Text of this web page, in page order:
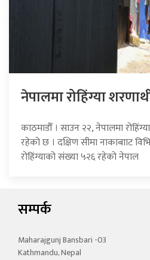
नेपालमा रोहिंग्या
काठमाडौँ । साउन २२, नेपालमा
रहेको छ । दक्षिण सीमा नाकाबााट
रोहिंग्याको संख्या ५२६ रहेको नेपाल
सम्पर्क
Maharajgunj Bansbari -03
Kathmandu, Nepal